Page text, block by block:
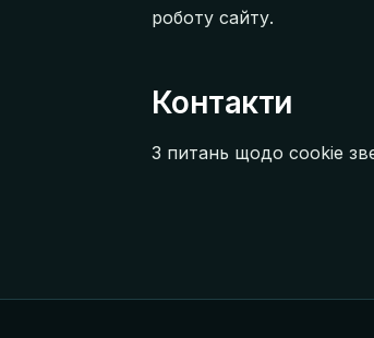
роботу сайту.
Контакти
З питань щодо cookie